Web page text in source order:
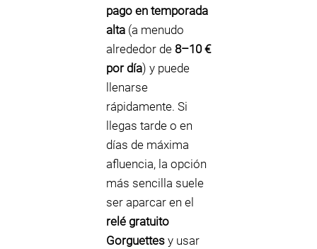
pago en temporada
alta (a menudo
alrededor de 8–10 €
por día) y puede
llenarse
rápidamente. Si
llegas tarde o en
días de máxima
afluencia, la opción
más sencilla suele
ser aparcar en el
relé gratuito
Gorguettes y usar